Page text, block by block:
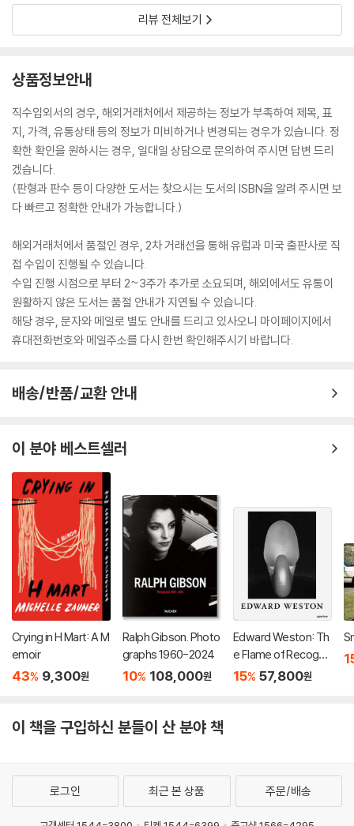
리뷰 전체보기
상품정보안내
직수입외서의 경우, 해외거래처에서 제공하는 정보가 부족하여 제목, 표
지, 가격, 유통상태 등의 정보가 미비하거나 변경되는 경우가 있습니다. 정
확한 확인을 원하시는 경우, 일대일 상담으로 문의하여 주시면 답변 드리
겠습니다.
(판형과 판수 등이 다양한 도서는 찾으시는 도서의 ISBN을 알려 주시면 보
다 빠르고 정확한 안내가 가능합니다.)
해외거래처에서 품절인 경우, 2차 거래선을 통해 유럽과 미국 출판사로 직
접 수입이 진행될 수 있습니다.
수입 진행 시점으로 부터 2~3주가 추가로 소요되며, 해외에서도 유통이
원활하지 않은 도서는 품절 안내가 지연될 수 있습니다.
해당 경우, 문자와 메일로 별도 안내를 드리고 있사오니 마이페이지에서
휴대전화번호와 메일주소를 다시 한번 확인해주시기 바랍니다.
배송/반품/교환 안내
이 분야 베스트셀러
Crying in H Mart: A M
emoir
43% 9,300원
Ralph Gibson. Photo
graphs 1960-2024
10% 108,000원
Edward Weston: Th
e Flame of Recognit
ion: Sixtieth Anniver
15% 57,800원
이 책을 구입하신 분들이 산 분야 책
로그인 최근 본 상품 주문/배송